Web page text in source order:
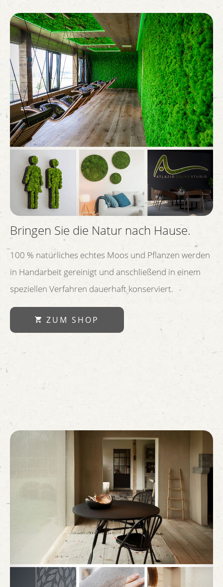
Bringen Sie die Natur nach Hause.
100 % natürliches echtes Moos und Pflanzen werden
in Handarbeit gereinigt und anschließend in einem
speziellen Verfahren dauerhaft konserviert.
ZUM SHOP